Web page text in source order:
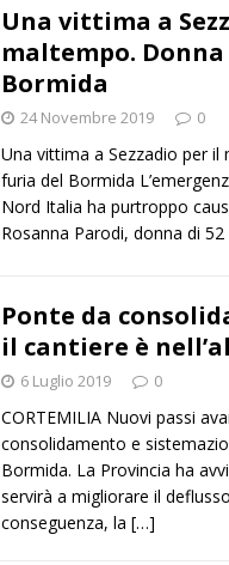
Una vittima a
maltempo.
Bormida
24 Novembre 2019 0
Una vittima a Sezzadio per
furia del Bormida
Nord Italia ha purtroppo
Rosanna Parodi, donna di
Ponte da
il cantiere è
6 Luglio 2019 0
CORTEMILIA Nuovi passi
consolidamento e
Bormida. La Provincia ha
servirà a migliorare il
conseguenza, la […]